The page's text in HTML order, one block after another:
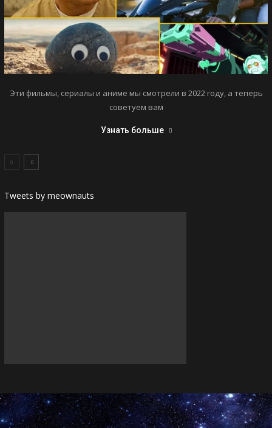
Эти фильмы, сериалы и аниме мы смотрели в 2022 году, а теперь
советуем вам
Узнать больше
Tweets by meownauts